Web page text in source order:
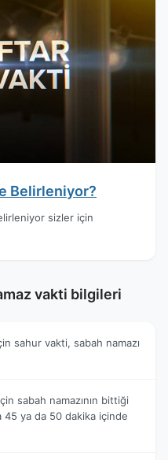
Belirleniyor?
sizler için
vakti bilgileri
sahur vakti, sabah namazı
sabah namazının bittiği
ya da 50 dakika içinde